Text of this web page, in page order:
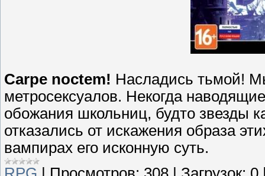
Carpe noctem! Насладись тьмой!
метросексуалов. Некогда
обожания школьниц, будто звезды
отказались от искажения образа
вампирах его исконную суть.